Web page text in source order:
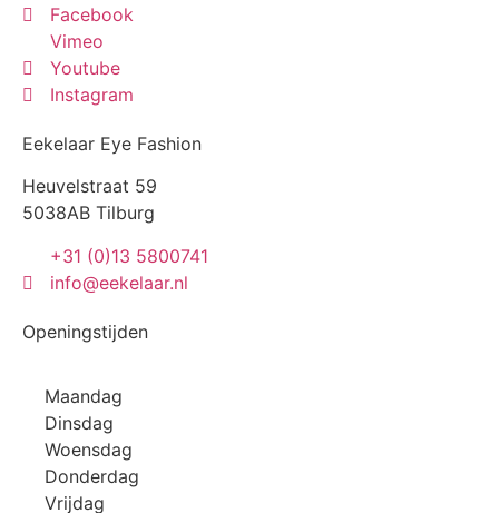
Facebook
Vimeo
Youtube
Instagram
Eekelaar Eye Fashion
Heuvelstraat 59
5038AB Tilburg
+31 (0)13 5800741
info@eekelaar.nl
Openingstijden
Maandag
Dinsdag
Woensdag
Donderdag
Vrijdag